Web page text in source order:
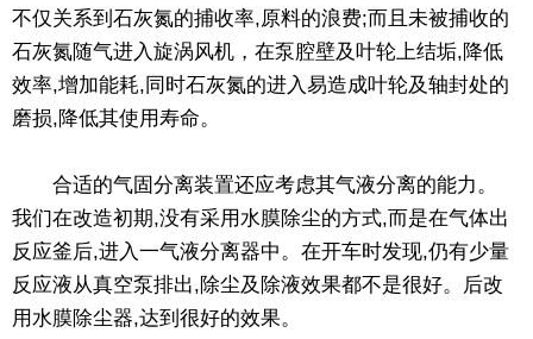
不仅关系到石灰氮的捕收率,原料的浪费;而且未被捕收的
石灰氮随气进入旋涡风机，在泵腔壁及叶轮上结垢,降低
效率,增加能耗,同时石灰氮的进入易造成叶轮及轴封处的
磨损,降低其使用寿命。
合适的气固分离装置还应考虑其气液分离的能力。
我们在改造初期,没有采用水膜除尘的方式,而是在气体出
反应釜后,进入一气液分离器中。在开车时发现,仍有少量
反应液从真空泵排出,除尘及除液效果都不是很好。后改
用水膜除尘器,达到很好的效果。